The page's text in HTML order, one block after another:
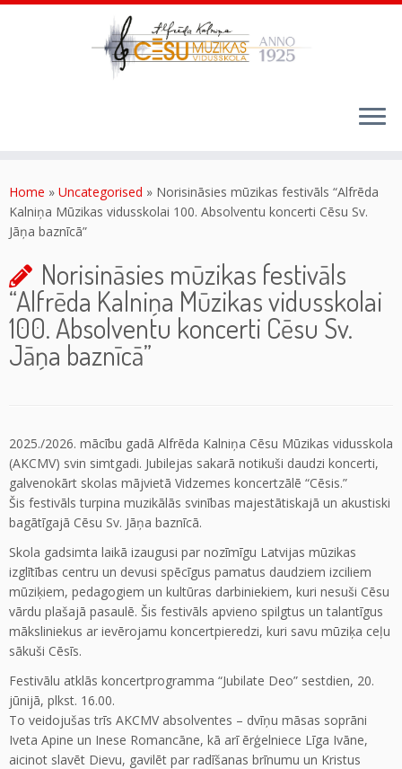
Skip
Home » Uncategorised » Norisināsies mūzikas festivāls “Alfrēda
Kalniņa Mūzikas vidusskolai 100. Absolventu koncerti Cēsu Sv.
Jāņa baznīcā”
Norisināsies mūzikas festivāls
“Alfrēda Kalniņa Mūzikas vidusskolai
100. Absolventu koncerti Cēsu Sv.
Jāņa baznīcā”
2025./2026. mācību gadā Alfrēda Kalniņa Cēsu Mūzikas vidusskola
(AKCMV) svin simtgadi. Jubilejas sakarā notikuši daudzi koncerti,
galvenokārt skolas mājvietā Vidzemes koncertzālē “Cēsis.”
Šis festivāls turpina muzikālās svinības majestātiskajā un akustiski
bagātīgajā Cēsu Sv. Jāņa baznīcā.
Skola gadsimta laikā izaugusi par nozīmīgu Latvijas mūzikas
izglītības centru un devusi spēcīgus pamatus daudziem izciliem
mūziķiem, pedagogiem un kultūras darbiniekiem, kuri nesuši Cēsu
vārdu plašajā pasaulē. Šis festivāls apvieno spilgtus un talantīgus
māksliniekus ar ievērojamu koncertpieredzi, kuri savu mūziķa ceļu
sākuši Cēsīs.
Festivālu atklās koncertprogramma “Jubilate Deo” sestdien, 20.
jūnijā, plkst. 16.00.
To veidojušas trīs AKCMV absolventes – dvīņu māsas soprāni
Iveta Apine un Inese Romancāne, kā arī ērģelniece Līga Ivāne,
aicinot slavēt Dievu, gavilēt par radīšanas brīnumu un Kristus